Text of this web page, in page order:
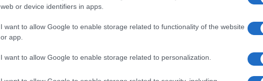
web or device identifiers in apps.
I want to allow Google to enable storage related to functionality of the website
or app.
I want to allow Google to enable storage related to personalization.